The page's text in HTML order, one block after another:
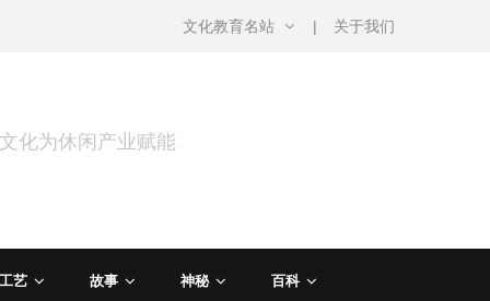
文化教育名站 关于我们
化为休闲产业赋能
艺 故事 神秘 百科